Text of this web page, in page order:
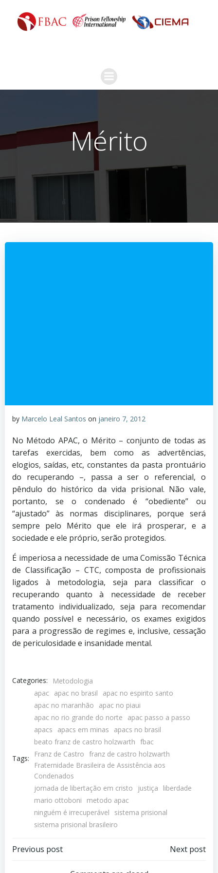
Mérito
by Marcelo Leal Santos on janeiro 7, 2012
No Método APAC, o Mérito – conjunto de todas as
tarefas exercidas, bem como as advertências,
elogios, saídas, etc, constantes da pasta prontuário
do recuperando –, passa a ser o referencial, o
pêndulo do histórico da vida prisional. Não vale,
portanto, se o condenado é “obediente” ou
“ajustado” às normas disciplinares, porque será
sempre pelo Mérito que ele irá prosperar, e a
sociedade e ele próprio, serão protegidos.
É imperiosa a necessidade de uma Comissão Técnica
de Classificação – CTC, composta de profissionais
ligados à metodologia, seja para classificar o
recuperando quanto à necessidade de receber
tratamento individualizado, seja para recomendar
quando possível e necessário, os exames exigidos
para a progressão de regimes e, inclusive, cessação
de periculosidade e insanidade mental.
Categories: Metodologia
Tags:
apac apac no brasil
apac no espirito santo
apac no maranhão
apac no piaui
apac no rio grande do norte
apac passo a passo
apacs
apacs em minas
apacs no brasil
beato franz de castro holzwarth fbac
Franz de Castro franz de castro holzwarth
Fraternidade Brasileira de Assistência aos
Condenados
jornada de libertação em cristo
justiça
liberdade
mario ottoboni
metodo apac
ninguém é irrecuperável
sistema prisional
sistema prisional brasileiro
Previous post Next post